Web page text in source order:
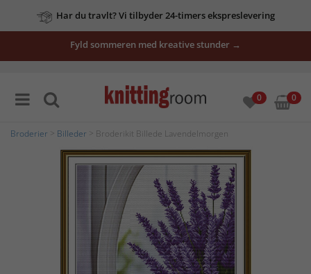
Har du travlt? Vi tilbyder 24-timers ekspreslevering
Fyld sommeren med kreative stunder →
0 0
Broderier Billeder > Broderikit Billede Lavendelmorgen